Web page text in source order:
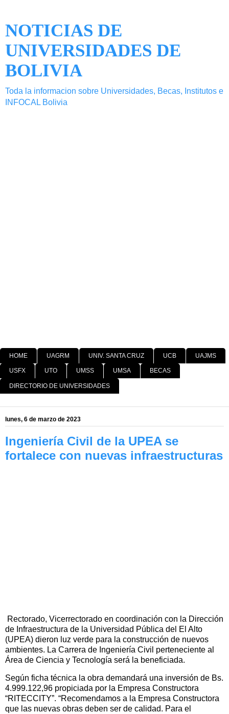
NOTICIAS DE
UNIVERSIDADES DE
BOLIVIA
Toda la informacion sobre Universidades, Becas, Institutos e
INFOCAL Bolivia
HOME UAGRM UNIV. SANTA CRUZ UCB UAJMS
USFX UTO UMSS UMSA BECAS
DIRECTORIO DE UNIVERSIDADES
lunes, 6 de marzo de 2023
Ingeniería Civil de la UPEA se
fortalece con nuevas infraestructuras
Rectorado, Vicerrectorado en coordinación con la Dirección
de Infraestructura de la Universidad Pública del El Alto
(UPEA) dieron luz verde para la construcción de nuevos
ambientes. La Carrera de Ingeniería Civil perteneciente al
Área de Ciencia y Tecnología será la beneficiada.
Según ficha técnica la obra demandará una inversión de Bs.
4.999.122,96 propiciada por la Empresa Constructora
“RITECCITY”. “Recomendamos a la Empresa Constructora
que las nuevas obras deben ser de calidad. Para el